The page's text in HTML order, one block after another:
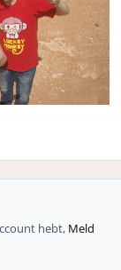
hebt, Meld